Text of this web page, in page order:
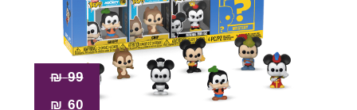
99
₪
60
₪